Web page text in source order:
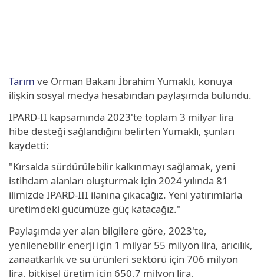
Tarım ve Orman Bakanı İbrahim Yumaklı, konuya
ilişkin sosyal medya hesabından paylaşımda bulundu.
IPARD-II kapsamında 2023'te toplam 3 milyar lira
hibe desteği sağlandığını belirten Yumaklı, şunları
kaydetti:
"Kırsalda sürdürülebilir kalkınmayı sağlamak, yeni
istihdam alanları oluşturmak için 2024 yılında 81
ilimizde IPARD-III ilanına çıkacağız. Yeni yatırımlarla
üretimdeki gücümüze güç katacağız."
Paylaşımda yer alan bilgilere göre, 2023'te,
yenilenebilir enerji için 1 milyar 55 milyon lira, arıcılık,
zanaatkarlık ve su ürünleri sektörü için 706 milyon
lira, bitkisel üretim için 650,7 milyon lira,